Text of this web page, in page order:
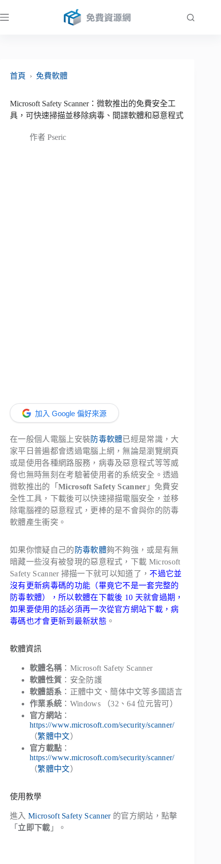
至
首頁
› 免費軟體
Microsoft Safety Scanner：微軟推出的免費安全工
具，可快速掃描並移除病毒、間諜軟體和惡意程式
作者 Pseric
加入 Google 偏好來源
在一般個人電腦上安裝防毒軟體已經是常識，大
家平日普遍都會透過電腦上網，無論是瀏覽網頁
或是使用各種網路服務，病毒及惡意程式等等威
脅也無時無刻在考驗著使用者的系統安全。透過
微軟推出的「 Microsoft Safety Scanner 」免費安
全性工具，下載後可以快速掃描電腦安全，並移
除電腦裡的惡意程式，更棒的是不會與你的防毒
軟體產生衝突。
如果你懷疑自己的 防毒軟體夠不夠強，或是有無
暗藏一些沒有被發現的惡意程式，下載 Microsoft
Safety Scanner 掃描一下就可以知道了， 不過它並
沒有更新病毒碼的功能（畢竟它不是一套完整的
防毒軟體），所以軟體在下載後 10 天就會過期，
如果要使用的話必須再一次從官方網站下載，病
毒碼也才會更新到最新狀態 。
軟體資訊
軟體名稱：Microsoft Safety Scanner
軟體性質 ：安全防護
軟體語系 ：正體中文、簡体中文等多國語言
作業系統 ：Windows （32、64 位元皆可）
官方網站 ：
https://www.microsoft.com/security/scanner/
（繁體中文）
官方載點 ：
https://www.microsoft.com/security/scanner/
（繁體中文）
使用教學
進入 Microsoft Safety Scanner的官方網站，點擊
「 立即下載 」。